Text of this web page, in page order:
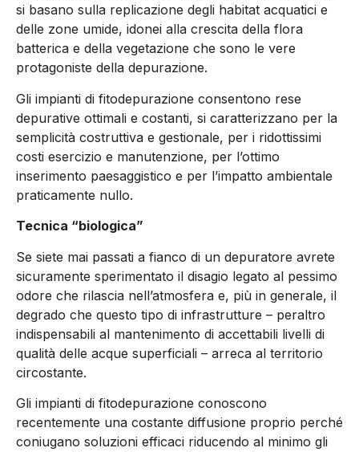
si basano sulla replicazione degli habitat acquatici e
delle zone umide, idonei alla crescita della flora
batterica e della vegetazione che sono le vere
protagoniste della depurazione.
Gli impianti di fitodepurazione consentono rese
depurative ottimali e costanti, si caratterizzano per la
semplicità costruttiva e gestionale, per i ridottissimi
costi esercizio e manutenzione, per l’ottimo
inserimento paesaggistico e per l’impatto ambientale
praticamente nullo.
Tecnica “biologica”
Se siete mai passati a fianco di un depuratore avrete
sicuramente sperimentato il disagio legato al pessimo
odore che rilascia nell’atmosfera e, più in generale, il
degrado che questo tipo di infrastrutture – peraltro
indispensabili al mantenimento di accettabili livelli di
qualità delle acque superficiali – arreca al territorio
circostante.
Gli impianti di fitodepurazione conoscono
recentemente una costante diffusione proprio perché
coniugano soluzioni efficaci riducendo al minimo gli